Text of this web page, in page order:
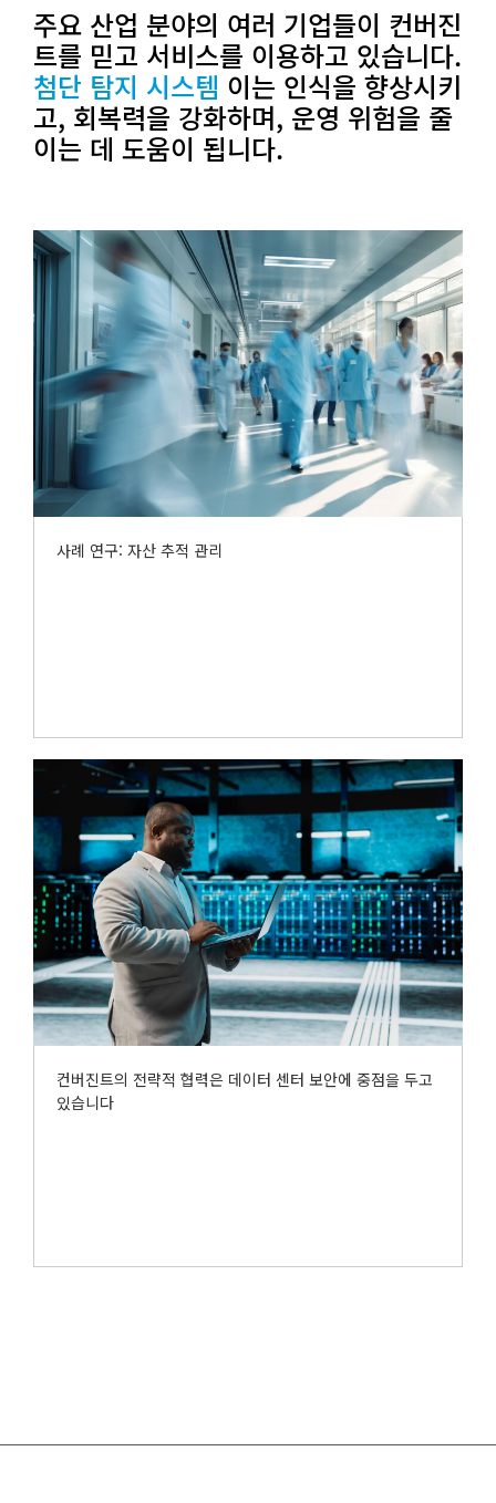
주요 산업 분야의 여러 기업들이 컨버진
트를 믿고 서비스를 이용하고 있습니다.
첨단 탐지 시스템 이는 인식을 향상시키
고, 회복력을 강화하며, 운영 위험을 줄
이는 데 도움이 됩니다.
사례 연구: 자산 추적 관리
컨버진트의 전략적 협력은 데이터 센터 보안에 중점을 두고
있습니다